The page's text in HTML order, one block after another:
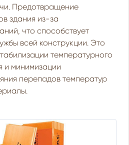
Предотвращение
здания из-за
что способствует
всей конструкции. Это
температурного
и минимизации
перепадов температур